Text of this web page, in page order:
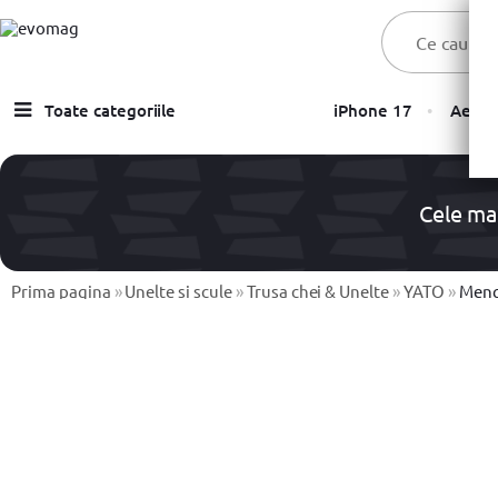
Toate categoriile
Laptopuri
Componente PC & Gaming
iPhone 17 Aer
Cele
Prima pagina »Unelte si scule »Trusa chei & Unelte »YATO »